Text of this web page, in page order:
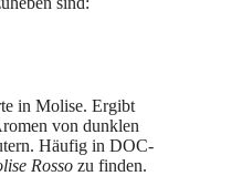
in Molise. Ergibt
von dunklen
Häufig in DOC-
Rossozu finden.